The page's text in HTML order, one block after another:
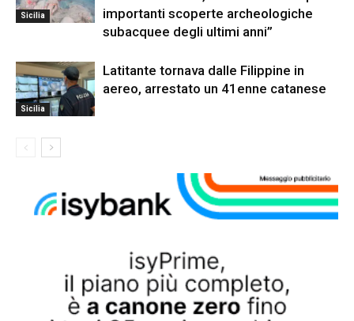
Sicilia
importanti scoperte archeologiche
subacquee degli ultimi anni”
Sicilia
Latitante tornava dalle Filippine in
aereo, arrestato un 41enne catanese